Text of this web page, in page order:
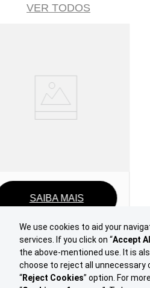
We use cookies to aid your
services. If you click on “Accept
the above-mentioned use. It is
choose to reject all unnecessary
“Reject Cookies” option. For
VER TODOS
– Abertura de Capital